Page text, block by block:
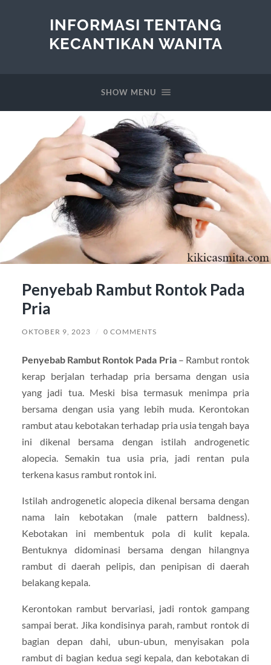
INFORMASI TENTANG
KECANTIKAN WANITA
SHOW MENU
Penyebab Rambut Rontok Pada
Pria
OKTOBER 9, 2023 / 0 COMMENTS
Penyebab Rambut Rontok Pada Pria– Rambut rontok
kerap berjalan terhadap pria bersama dengan usia
yang jadi tua. Meski bisa termasuk menimpa pria
bersama dengan usia yang lebih muda. Kerontokan
rambut atau kebotakan terhadap pria usia tengah baya
ini dikenal bersama dengan istilah androgenetic
alopecia. Semakin tua usia pria, jadi rentan pula
terkena kasus rambut rontok ini.
Istilah androgenetic alopecia dikenal bersama dengan
nama lain kebotakan (male pattern baldness).
Kebotakan ini membentuk pola di kulit kepala.
Bentuknya didominasi bersama dengan hilangnya
rambut di daerah pelipis, dan penipisan di daerah
belakang kepala.
Kerontokan rambut bervariasi, jadi rontok gampang
sampai berat. Jika kondisinya parah, rambut rontok di
bagian depan dahi, ubun-ubun, menyisakan pola
rambut di bagian kedua segi kepala, dan kebotakan di